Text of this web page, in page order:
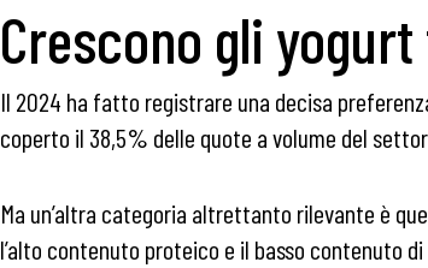
Crescono gli
Il 2024 ha fatto registrare una decisa
coperto il 38,5% delle quote a volume del
Ma un’altra categoria altrettanto rilevante è
l’alto contenuto proteico e il basso contenuto